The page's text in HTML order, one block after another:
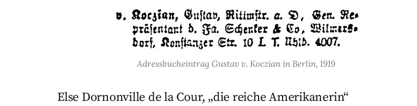
Adressbucheintrag Gustav v. Koczian in Berlin, 1919
Else Dornonville de la Cour, „die reiche Amerikanerin“